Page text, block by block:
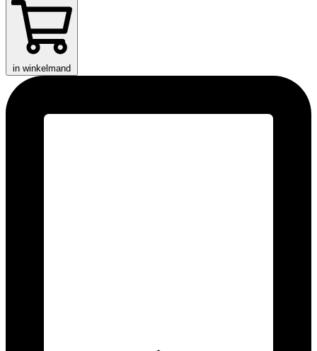
in winkelmand